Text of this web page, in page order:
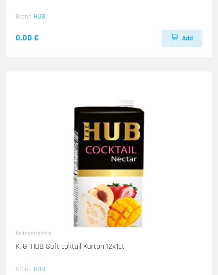
Brand HUB
0.00 € Add
Kaltegetraenke
K. G. HUB Saft coktail Karton 12x1Lt
Brand HUB